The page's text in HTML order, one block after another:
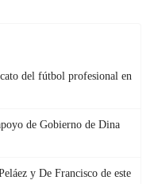
del fútbol profesional en
de Gobierno de Dina
y De Francisco de este